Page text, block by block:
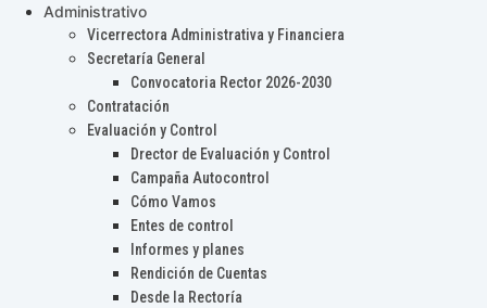
Administrativo
Vicerrectora Administrativa y Financiera
Secretaría General
Convocatoria Rector 2026-2030
Contratación
Evaluación y Control
Drector de Evaluación y Control
Campaña Autocontrol
Cómo Vamos
Entes de control
Informes y planes
Rendición de Cuentas
Desde la Rectoría